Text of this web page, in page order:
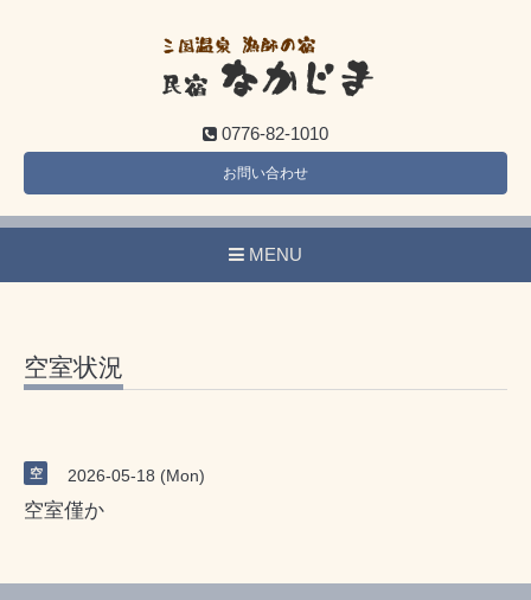
0776-82-1010
お問い合わせ
MENU
空室状況
空 2026-05-18 (Mon)
空室僅か